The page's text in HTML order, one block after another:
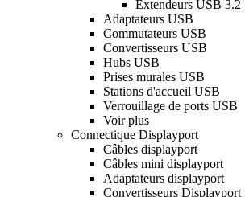
Extendeurs USB 3.2
Adaptateurs USB
Commutateurs USB
Convertisseurs USB
Hubs USB
Prises murales USB
Stations d'accueil USB
Verrouillage de ports USB
Voir plus
Connectique Displayport
Câbles displayport
Câbles mini displayport
Adaptateurs displayport
Convertisseurs Displayport